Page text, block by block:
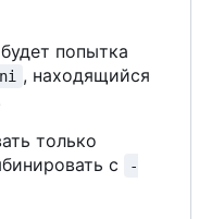
попытка
, находящийся
только
с
-